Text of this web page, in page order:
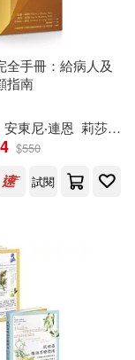
全手冊：給病人及
指南
安東尼‧連恩 莉莎‧修曼
$550
試閱